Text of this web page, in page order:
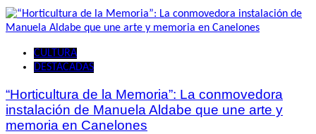
CULTURA
DESTACADAS
“Horticultura de la Memoria”: La conmovedora
instalación de Manuela Aldabe que une arte y
memoria en Canelones